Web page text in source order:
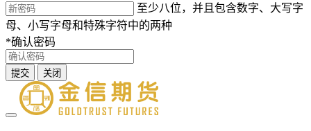
至少八位，并且包含数字、大写字
母、小写字母和特殊字符中的两种
*确认密码
提交 关闭